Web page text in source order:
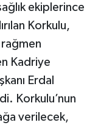
ekiplerince
Korkulu,
Kadriye
Erdal
Korkulu’nun
verilecek,